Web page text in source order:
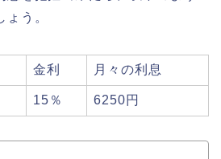
う。
金利 月々の利息
15％ 6250円